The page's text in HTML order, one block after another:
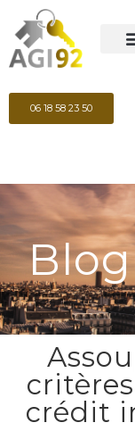
06 18 58 23 50
Blog
crédit